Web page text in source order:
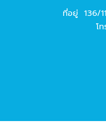
ที่อยู่ 136/
โท